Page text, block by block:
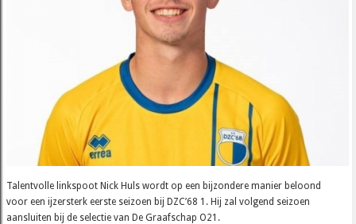
Talentvolle linkspoot Nick Huls wordt op een bijzondere manier beloond
voor een ijzersterk eerste seizoen bij DZC’68 1. Hij zal volgend seizoen
aansluiten bij de selectie van De Graafschap O21.